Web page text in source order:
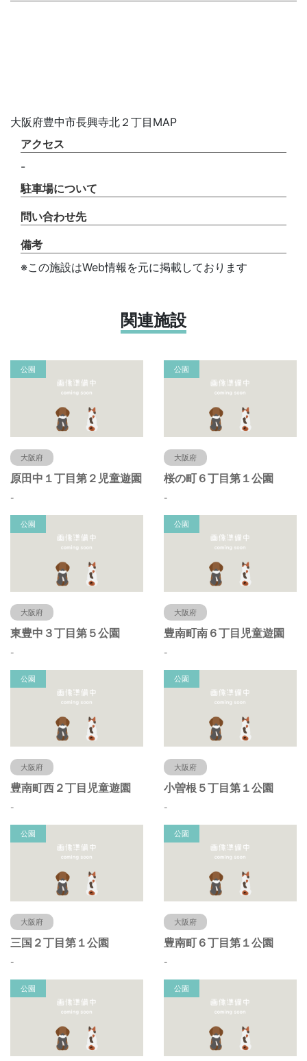
大阪府豊中市長興寺北２丁目MAP
アクセス
-
駐車場について
問い合わせ先
備考
※この施設はWeb情報を元に掲載しております
関連施設
公園
大阪府
原田中１丁目第２児童遊園
-
公園
大阪府
桜の町６丁目第１公園
-
公園
大阪府
東豊中３丁目第５公園
-
公園
大阪府
豊南町南６丁目児童遊園
-
公園
大阪府
豊南町西２丁目児童遊園
-
公園
大阪府
小曽根５丁目第１公園
-
公園
大阪府
三国２丁目第１公園
-
公園
大阪府
豊南町６丁目第１公園
-
公園 公園